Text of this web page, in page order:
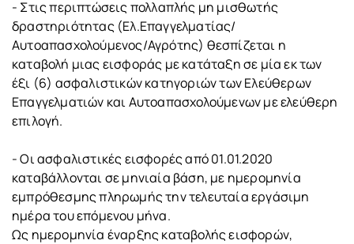
- Στις περιπτώσεις πολλαπλής μη μισθωτής
δραστηριότητας (Ελ.Επαγγελματίας/
Αυτοαπασχολούμενος/Αγρότης) θεσπίζεται η
καταβολή μιας εισφοράς με κατάταξη σε μία εκ των
έξι (6) ασφαλιστικών κατηγοριών των Ελεύθερων
Επαγγελματιών και Αυτοαπασχολούμενων με ελεύθερη
επιλογή.
- Οι ασφαλιστικές εισφορές από 01.01.2020
καταβάλλονται σε μηνιαία βάση, με ημερομηνία
εμπρόθεσμης πληρωμής την τελευταία εργάσιμη
ημέρα του επόμενου μήνα.
Ως ημερομηνία έναρξης καταβολής εισφορών,